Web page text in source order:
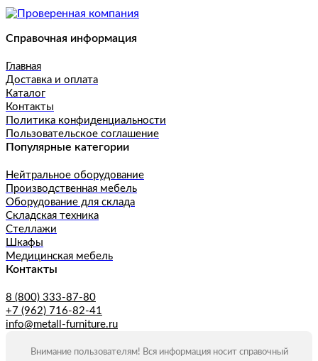
Справочная информация
Главная
Доставка и оплата
Каталог
Контакты
Политика конфиденциальности
Пользовательское соглашение
Популярные категории
Нейтральное оборудование
Производственная мебель
Оборудование для склада
Складская техника
Стеллажи
Шкафы
Медицинская мебель
Контакты
8 (800) 333-87-80
+7 (962) 716-82-41
info@metall-furniture.ru
Внимание пользователям! Вся информация носит справочный